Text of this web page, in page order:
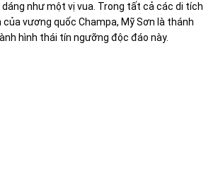
như một vị vua. Trong tất cả các di tích
của vương quốc Champa, Mỹ Sơn là thánh
hình thái tín ngưỡng độc đáo này.